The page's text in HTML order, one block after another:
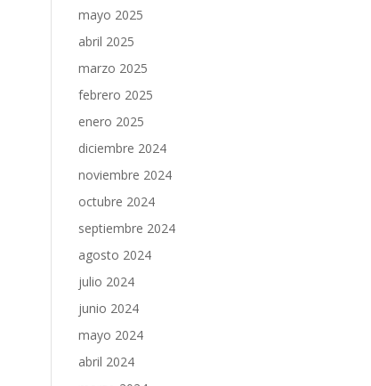
mayo 2025
abril 2025
marzo 2025
febrero 2025
enero 2025
diciembre 2024
noviembre 2024
octubre 2024
septiembre 2024
agosto 2024
julio 2024
junio 2024
mayo 2024
abril 2024